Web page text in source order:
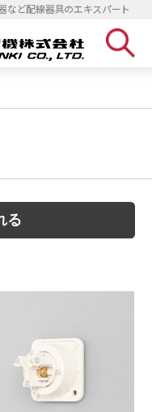
など配線器具のエキスパート